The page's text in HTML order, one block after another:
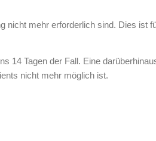
mehr erforderlich sind. Dies ist
14 Tagen der Fall. Eine
nicht mehr möglich ist.